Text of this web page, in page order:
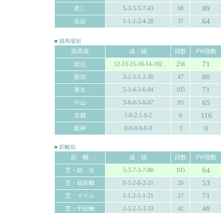
差し 5-3-5-5-7-43 68 89
追込 1-1-1-2-4-28 37 64
■ 競馬場別
競馬場 成 績 回数
PW指数
総合
12-13-15-10-14-192 256 71
新潟 3-2-3-1-2-36 47 80
東京 5-3-4-3-6-84 105 71
中山 3-8-6-5-6-67 95 65
京都 1-0-2-1-0-2 6 116
阪神 0-0-0-0-0-3 3 0
■ 距離別
距 離 成 績 回数
PW指数
芝・総 合
5-3-7-3-7-80 105 64
芝・短距離 0-1-2-0-2-21 26 53
芝・マイル 1-1-2-1-1-21 27 71
芝・中距離 2-1-2-1-3-33 42 48